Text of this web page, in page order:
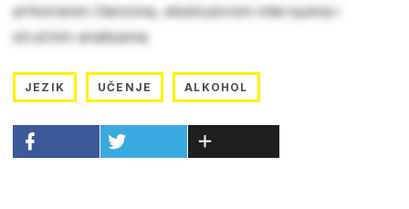
arhiviranim člancima, ekskluzivnim intervjuima i
stručnim analizama.
JEZIK UČENJE ALKOHOL